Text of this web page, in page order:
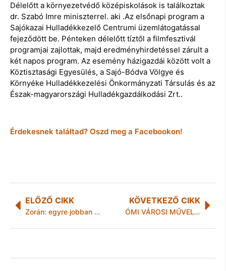
Délelőtt a környezetvédő középiskolások is találkoztak
dr. Szabó Imre miniszterrel. aki .Az elsőnapi program a
Sajókazai Hulladékkezelő Centrumi üzemlátogatással
fejeződött be. Pénteken délelőtt tíztől a filmfesztivál
programjai zajlottak, majd eredményhirdetéssel zárult a
két napos program. Az esemény házigazdái között volt a
Köztisztasági Egyesülés, a Sajó-Bódva Völgye és
Környéke Hulladékkezelési Önkormányzati Társulás és az
Észak-magyarországi Hulladékgazdálkodási Zrt..
Érdekesnek találtad? Oszd meg a Facebookon!
ELŐZŐ CIKK
Zorán: egyre jobban érzem magam a színpadon
KÖVETKEZŐ CIKK
ÓMI VÁROSI MŰVELŐDÉSI KÖZPONT „Olvasó” HAVI PROGRAMAJÁNLÓ DECEMBER